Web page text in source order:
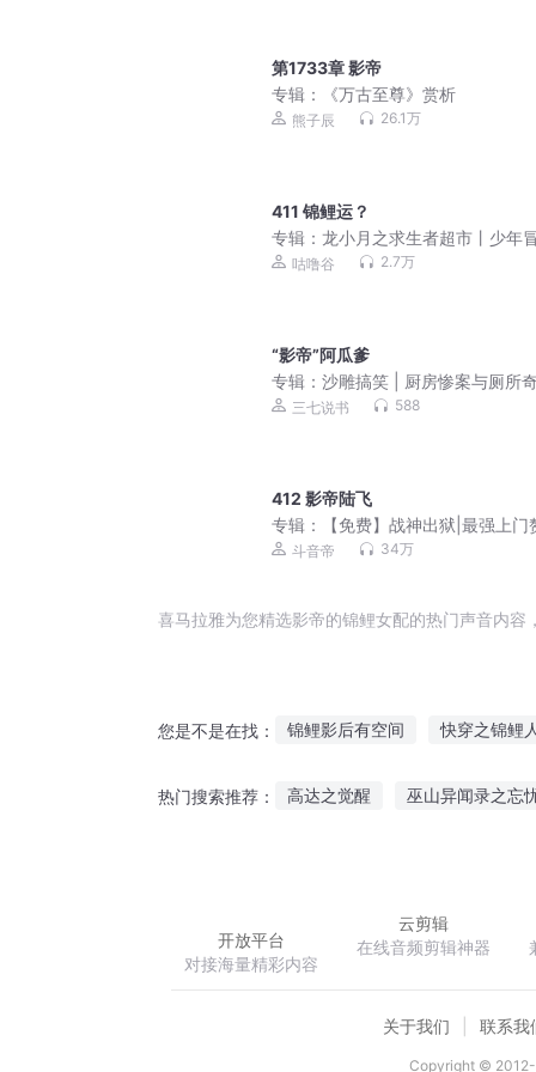
第1733章 影帝
专辑：
《万古至尊》赏析
熊子辰 26.1万
411 锦鲤运？
专辑： 龙小月之求生者超市丨少年
丨顾寒渊咕噜谷
咕噜谷 2.7万
“影帝”阿瓜爹
专辑： 沙雕搞笑 | 厨房惨案与厕所
奇葩事件
三七说书 588
412 影帝陆飞
专辑：
【免费】战神出狱|最强上门
打脸装逼|多人有声剧
斗音帝 34万
喜马拉雅为您精选影帝的锦鲤女配的热门声音内
您是不是在找： 锦鲤影后有空间 快穿之锦鲤
热门搜索推荐： 高达之觉醒 巫山异闻录之忘
开放平台
对接海量精彩内容
云剪辑
在线音频剪辑神器
关于我们 联系我
Copyright © 2012-